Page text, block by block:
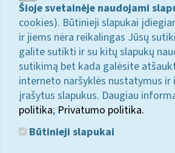
Šioje svetainėje naudojami
cookies). Būtinieji slapukai
ir jiems nėra reikalingas Jūsų
galite sutikti ir su kitų slapukų
sutikimą bet kada galėsite
interneto naršyklės nustatymus ir
įrašytus slapukus. Daugiau
politika; Privatumo politika.
Būtinieji slapukai